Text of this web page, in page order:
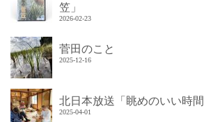
笠」
2026-02-23
菅田のこと
2025-12-16
北日本放送「眺めのいい時
2025-04-01